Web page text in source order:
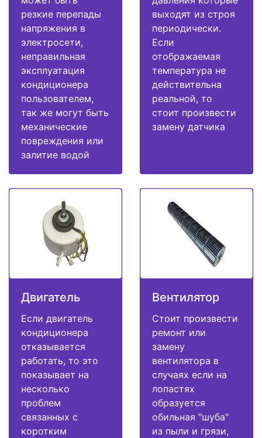
резкие перепады
напряжения в
электросети,
неправильная
эксплуатация
кондиционера
пользователем,
так же могут быть
механические
повреждения или
залитие водой
выходят из строя
периодически.
Если
отображаемая
температура не
действительна
реальной, то
стоит произвести
замену датчика
Двигатель
Если двигатель
кондиционера
отказывается
работать, то это
показывает на
несколько
проблем
связанных с
коротким
Вентилятор
Стоит произвести
ремонт или
замену
вентилятора в
случаях если на
лопастях
образуется
обильная "шуба"
из пыли и грязи,